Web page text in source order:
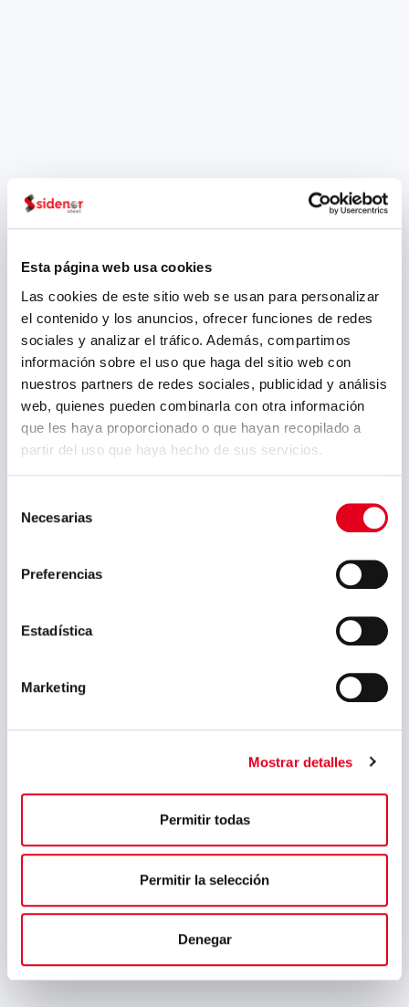
Esta página web usa cookies
Las cookies de este sitio web se usan para personalizar
el contenido y los anuncios, ofrecer funciones de redes
sociales y analizar el tráfico. Además, compartimos
información sobre el uso que haga del sitio web con
nuestros partners de redes sociales, publicidad y análisis
web, quienes pueden combinarla con otra información
que les haya proporcionado o que hayan recopilado a
partir del uso que haya hecho de sus servicios.
Necesarias
Preferencias
Estadística
Marketing
Mostrar detalles
Permitir todas
Permitir la selección
Denegar